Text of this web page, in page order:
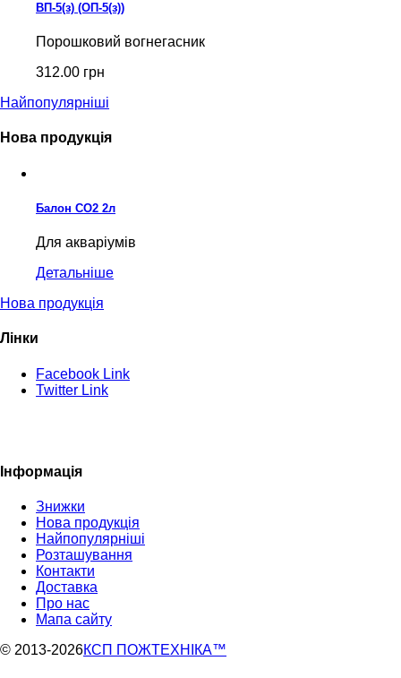
ВП-5(з) (ОП-5(з))
Порошковий вогнегасник
312.00 грн
Найпопулярніші
Нова продукція
Балон CO2 2л
Для акваріумів
Детальніше
Нова продукція
Лінки
Facebook Link
Twitter Link
Інформація
Знижки
Нова продукція
Найпопулярніші
Розташування
Контакти
Доставка
Про нас
Мапа сайту
© 2013-2026КСП ПОЖТЕХНІКА™